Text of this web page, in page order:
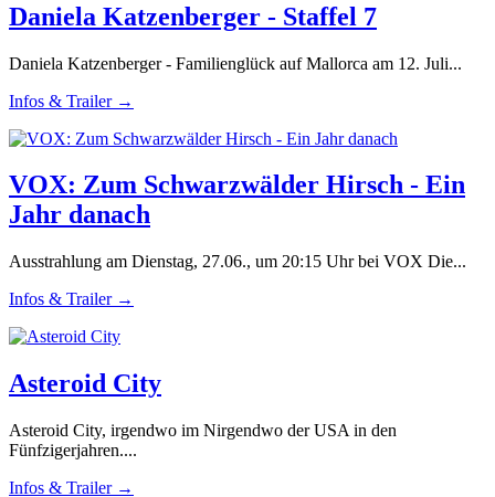
Daniela Katzenberger - Staffel 7
Daniela Katzenberger - Familienglück auf Mallorca am 12. Juli...
Infos & Trailer →
VOX: Zum Schwarzwälder Hirsch - Ein
Jahr danach
Ausstrahlung am Dienstag, 27.06., um 20:15 Uhr bei VOX Die...
Infos & Trailer →
Asteroid City
Asteroid City, irgendwo im Nirgendwo der USA in den
Fünfzigerjahren....
Infos & Trailer →